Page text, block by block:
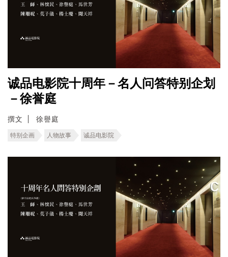
诚品电影院十周年－名人问答特别企划
－徐誉庭
撰文 徐譽庭
特别企画 人物故事 诚品电影院